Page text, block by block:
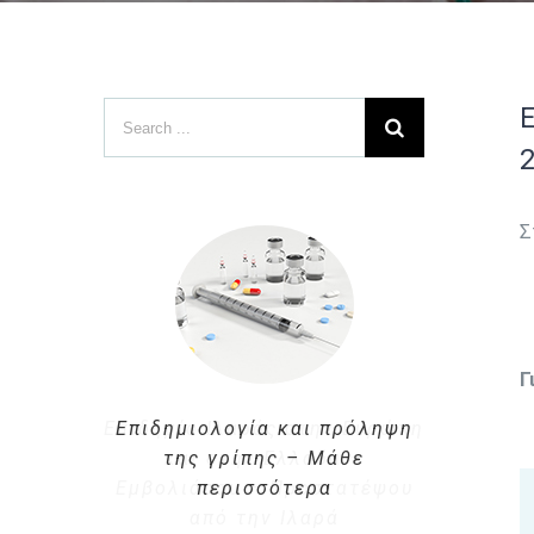
Επιδημιολογία και πρόληψη
της γρίπης – Μάθε
περισσότερα